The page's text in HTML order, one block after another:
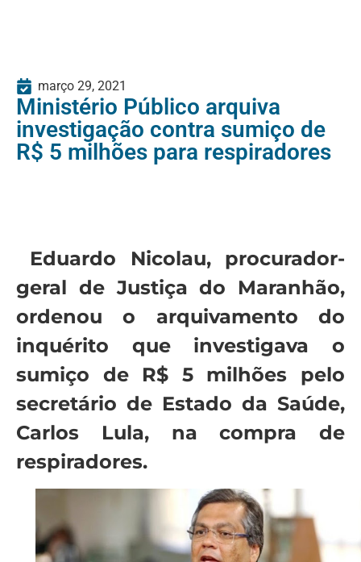
março 29, 2021
Ministério Público arquiva
investigação contra sumiço de
R$ 5 milhões para respiradores
Eduardo Nicolau, procurador-
geral de Justiça do Maranhão,
ordenou o arquivamento do
inquérito que investigava o
sumiço de R$ 5 milhões pelo
secretário de Estado da Saúde,
Carlos Lula, na compra de
respiradores.